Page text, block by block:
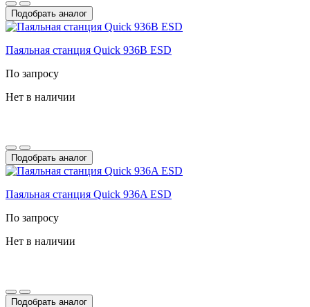
Подобрать аналог
Паяльная станция Quick 936B ESD
По запросу
Нет в наличии
Подобрать аналог
Паяльная станция Quick 936A ESD
По запросу
Нет в наличии
Подобрать аналог